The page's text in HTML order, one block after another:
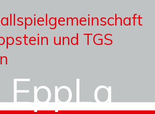
und TGS
EppLa